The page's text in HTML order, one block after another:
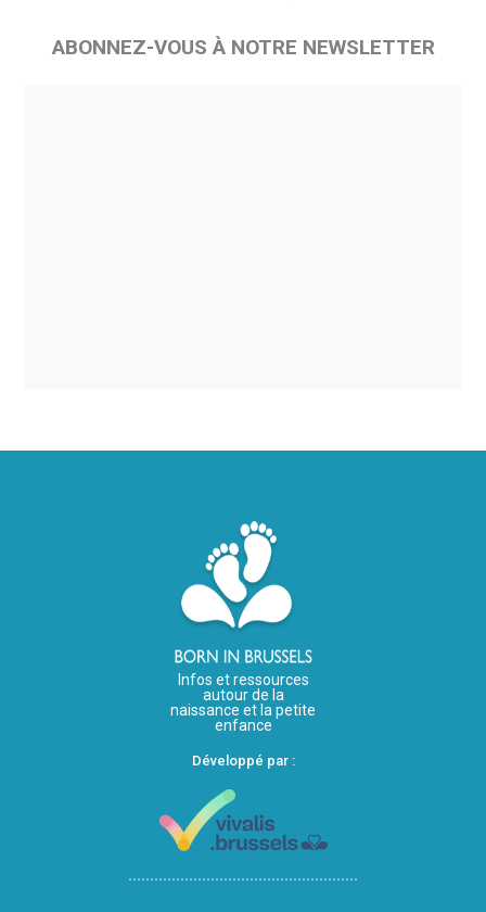
ABONNEZ-VOUS À NOTRE NEWSLETTER
Infos et ressources
autour de la
naissance et la petite
enfance
Développé par :